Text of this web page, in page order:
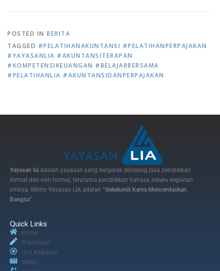
POSTED IN BERITA
TAGGED #PELATIHANAKUNTANSI #PELATIHANPERPAJAKAN
#YAYASANLIA #AKUNTANSITERAPAN
#KOMPETENSIKEUANGAN #BELAJARBERSAMA
#PELATIHANLIA #AKUNTANSIDANPERPAJAKAN
Yayasan lia adalah yayasan yang bergerak dibidang jasa pendidikan
formal dan non-formal, terutama pendidikan bahasa selaku kegiatan
intinya. Motto Yayasan LIA adalah “Sekelumit Karya Mencerdaskan
Bangsa”
Quick Links
Home
Organisasi
Unit Kegiatan
Berita